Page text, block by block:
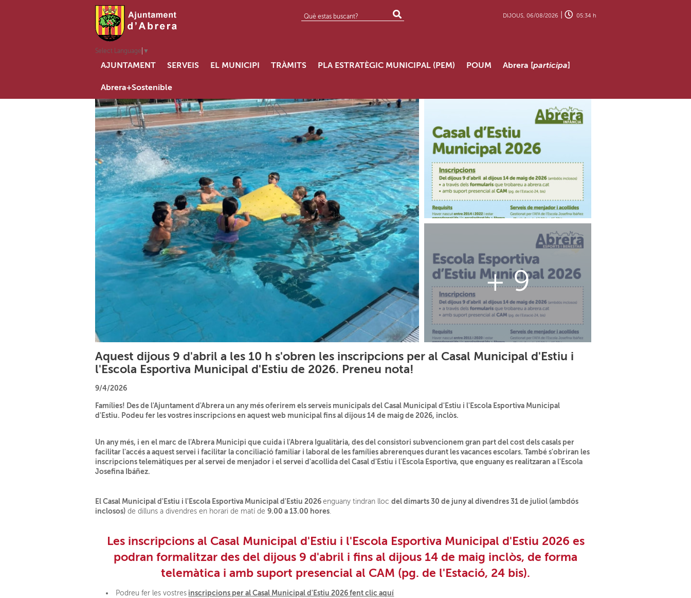
Select Language ▼
DIJOUS, 06/08/2026 | 05:34 h
AJUNTAMENT SERVEIS EL MUNICIPI TRÀMITS PLA ESTRATÈGIC MUNICIPAL (PEM) POUM Abrera [participa]
Abrera+Sostenible
+ 9
Aquest dijous 9 d'abril a les 10 h s'obren les inscripcions per al Casal Municipal d'Estiu i
l'Escola Esportiva Municipal d'Estiu de 2026. Preneu nota!
9/4/2026
Famílies! Des de l'Ajuntament d'Abrera un any més oferirem els serveis municipals del Casal Municipal d'Estiu i l'Escola Esportiva Municipal
d'Estiu. Podeu fer les vostres inscripcions en aquest web municipal fins al dijous 14 de maig de 2026, inclòs.
Un any més, i en el marc de l'Abrera Municipi que cuida i l'Abrera Igualitària, des del consistori subvencionem gran part del cost dels casals per
facilitar l'accés a aquest servei i facilitar la conciliació familiar i laboral de les famílies abrerenques durant les vacances escolars. També s'obriran les
inscripcions telemàtiques per al servei de menjador i el servei d'acollida del Casal d'Estiu i l'Escola Esportiva, que enguany es realitzaran a l'Escola
Josefina Ibáñez.
El Casal Municipal d'Estiu i l'Escola Esportiva Municipal d'Estiu 2026 enguany tindran lloc del dimarts 30 de juny al divendres 31 de juliol (ambdós
inclosos)de dilluns a divendres en horari de matí de 9.00 a 13.00 hores.
Les inscripcions al Casal Municipal d'Estiu i l'Escola Esportiva Municipal d'Estiu 2026 es
podran formalitzar des del dijous 9 d'abril i fins al dijous 14 de maig inclòs, de forma
telemàtica i amb suport presencial al CAM (pg. de l'Estació, 24 bis).
Podreu fer les vostres inscripcions per al Casal Municipal d'Estiu 2026 fent clic aquí